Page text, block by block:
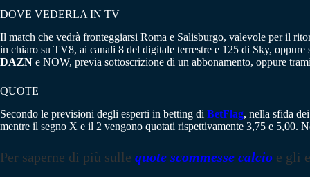
DOVE VEDERLA IN TV
Il match che vedrà fronteggiarsi Roma e Salisburgo, valevole per il
in chiaro su TV8, ai canali 8 del digitale terrestre e 125 di Sky, oppure
DAZN e NOW, previa sottoscrizione di un abbonamento, oppure
QUOTE
Secondo le previsioni degli esperti in betting di BetFlag, nella sfida
mentre il segno X e il 2 vengono quotati rispettivamente 3,75 e 5,00.
Per saperne di più sulle quote scommesse calcio e gli